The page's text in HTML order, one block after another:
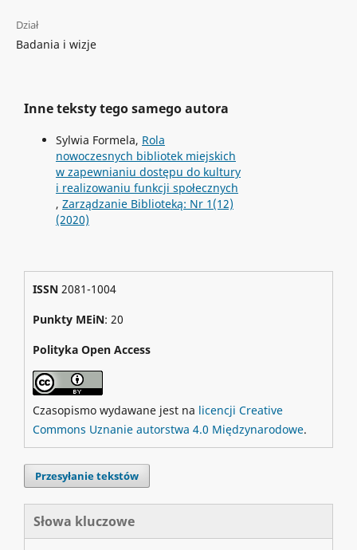
Dział
Badania i wizje
Inne teksty tego samego autora
Sylwia Formela, Rola
nowoczesnych bibliotek miejskich
w zapewnianiu dostępu do kultury
i realizowaniu funkcji społecznych
, Zarządzanie Biblioteką: Nr 1(12)
(2020)
ISSN2081-1004
Punkty MEiN: 20
Polityka Open Access
Czasopismo wydawane jest na licencji Creative
Commons Uznanie autorstwa 4.0 Międzynarodowe.
Przesyłanie tekstów
Słowa kluczowe